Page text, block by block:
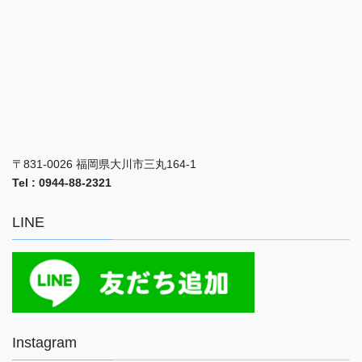
〒831-0026 福岡県大川市三丸164-1
Tel : 0944-88-2321
LINE
Instagram